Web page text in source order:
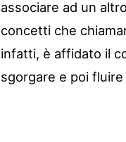
associare ad un
concetti che
infatti, è affidato il
sgorgare e poi